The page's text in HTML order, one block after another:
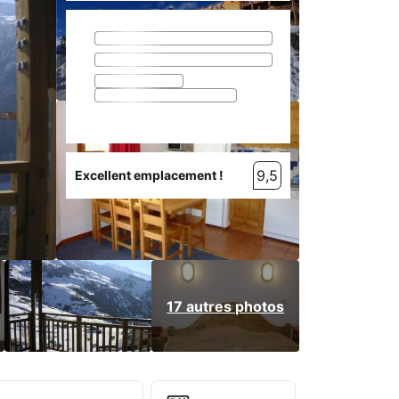
17 autres photos
Excellent emplacement ! 9,5